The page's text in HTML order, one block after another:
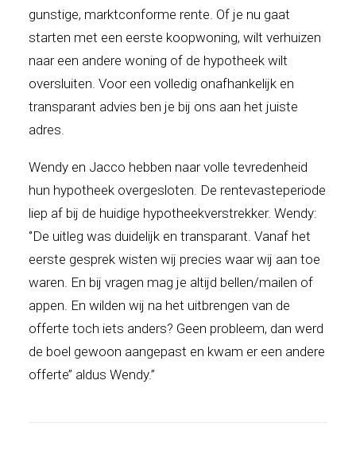
gunstige, marktconforme rente. Of je nu gaat
starten met een eerste koopwoning, wilt verhuizen
naar een andere woning of de hypotheek wilt
oversluiten. Voor een volledig onafhankelijk en
transparant advies ben je bij ons aan het juiste
adres.
Wendy en Jacco hebben naar volle tevredenheid
hun hypotheek overgesloten. De rentevasteperiode
liep af bij de huidige hypotheekverstrekker. Wendy:
‘’De uitleg was duidelijk en transparant. Vanaf het
eerste gesprek wisten wij precies waar wij aan toe
waren. En bij vragen mag je altijd bellen/mailen of
appen. En wilden wij na het uitbrengen van de
offerte toch iets anders? Geen probleem, dan werd
de boel gewoon aangepast en kwam er een andere
offerte’’ aldus Wendy.’’